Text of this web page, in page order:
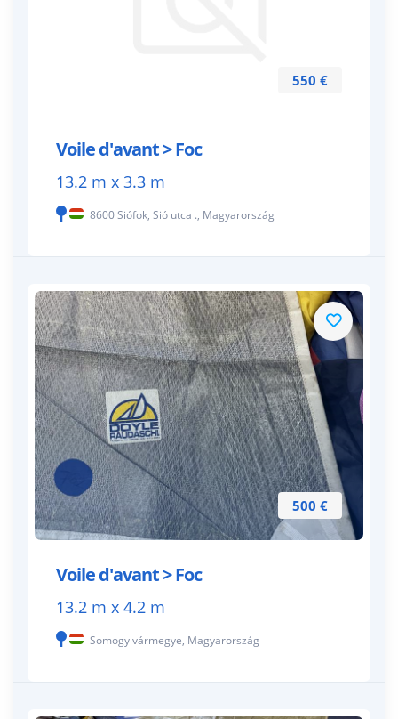
550 €
Voile d'avant > Foc
13.2 m x 3.3 m
8600 Siófok, Sió utca ., Magyarország
500 €
Voile d'avant > Foc
13.2 m x 4.2 m
Somogy vármegye, Magyarország